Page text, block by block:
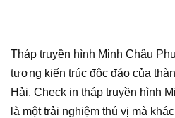
Tháp truyền hình Minh Châu
tượng kiến trúc độc đáo của
Hải. Check in tháp truyền hình
là một trải nghiệm thú vị mà